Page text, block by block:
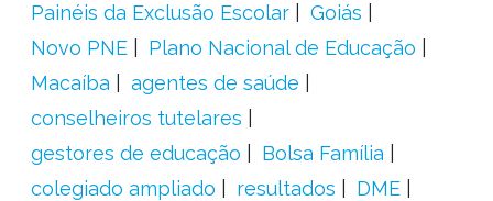
Painéis da Exclusão Escolar
Goiás
Novo PNE
Plano Nacional de Educação
Macaíba
agentes de saúde
conselheiros tutelares
gestores de educação
Bolsa Família
colegiado ampliado
resultados
DME